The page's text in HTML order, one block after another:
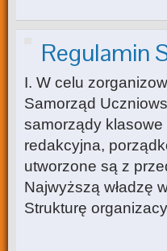
Regulamin
I. W celu
Samorząd
samorządy
redakcyjna,
utworzone są z
Najwyższą władzę
Strukturę